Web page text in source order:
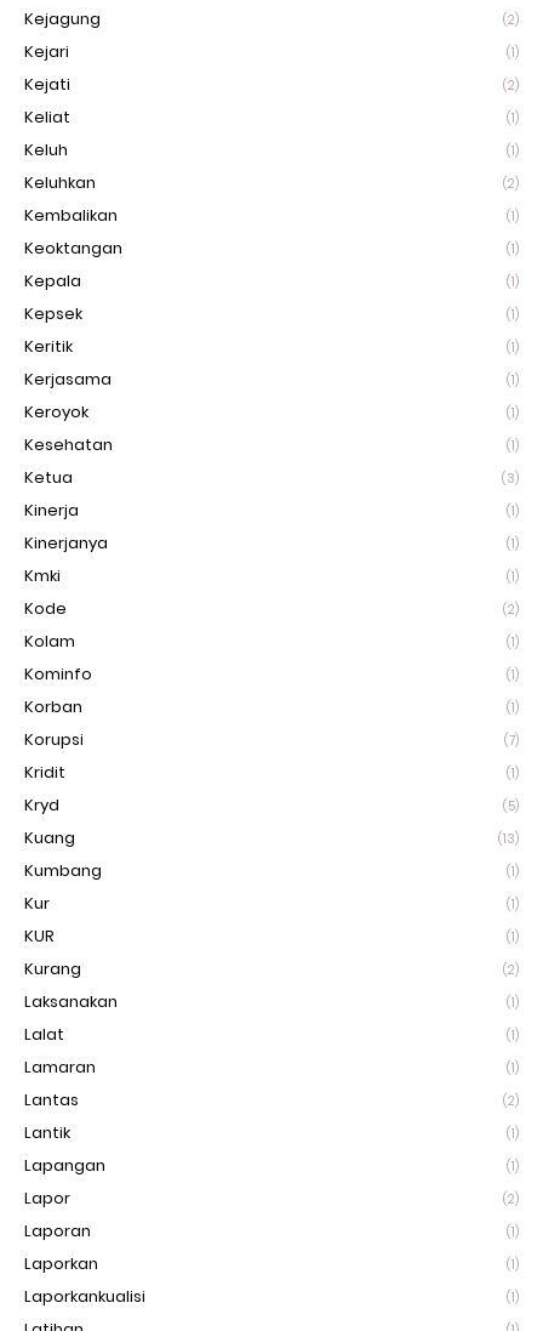
Kejagung (2)
Kejari (1)
Kejati (2)
Keliat (1)
Keluh (1)
Keluhkan (2)
Kembalikan (1)
Keoktangan (1)
Kepala (1)
Kepsek (1)
Keritik (1)
Kerjasama (1)
Keroyok (1)
Kesehatan (1)
Ketua (3)
Kinerja (1)
Kinerjanya (1)
Kmki (1)
Kode (2)
Kolam (1)
Kominfo (1)
Korban (1)
Korupsi (7)
Kridit (1)
Kryd (5)
Kuang (13)
Kumbang (1)
Kur (1)
KUR (1)
Kurang (2)
Laksanakan (1)
Lalat (1)
Lamaran (1)
Lantas (2)
Lantik (1)
Lapangan (1)
Lapor (2)
Laporan (1)
Laporkan (1)
Laporkankualisi (1)